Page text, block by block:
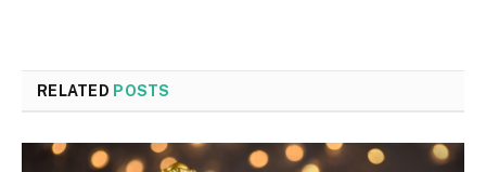
RELATED POSTS